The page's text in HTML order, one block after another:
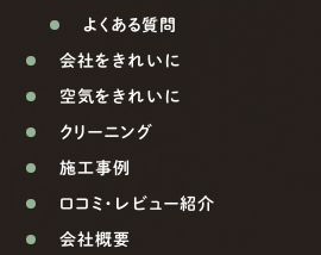
よくある質問
会社をきれいに
空気をきれいに
クリーニング
施工事例
口コミ・レビュー紹介
会社概要